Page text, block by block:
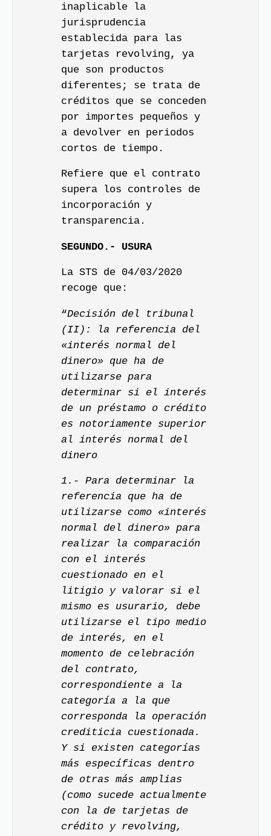
inaplicable la
jurisprudencia
establecida para las
tarjetas revolving, ya
que son productos
diferentes; se trata de
créditos que se conceden
por importes pequeños y
a devolver en periodos
cortos de tiempo.
Refiere que el contrato
supera los controles de
incorporación y
transparencia.
SEGUNDO.- USURA
La STS de 04/03/2020
recoge que:
“Decisión del tribunal
(II): la referencia del
«interés normal del
dinero» que ha de
utilizarse para
determinar si el interés
de un préstamo o crédito
es notoriamente superior
al interés normal del
dinero
1.- Para determinar la
referencia que ha de
utilizarse como «interés
normal del dinero» para
realizar la comparación
con el interés
cuestionado en el
litigio y valorar si el
mismo es usurario, debe
utilizarse el tipo medio
de interés, en el
momento de celebración
del contrato,
correspondiente a la
categoría a la que
corresponda la operación
crediticia cuestionada.
Y si existen categorías
más específicas dentro
de otras más amplias
(como sucede actualmente
con la de tarjetas de
crédito y revolving,